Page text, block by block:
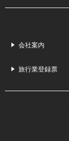
会社案内
旅行業登録票